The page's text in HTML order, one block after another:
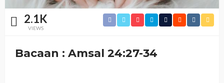
2.1K
VIEWS
Bacaan : Amsal 24:27-34